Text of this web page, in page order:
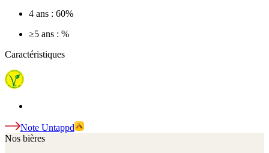
4 ans : 60%
≥5 ans : %
Caractéristiques
Note Untappd
Nos bières